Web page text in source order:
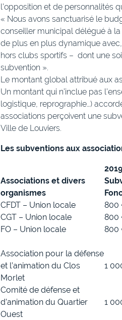
l’opposition et de personnalités
« Nous avons sanctuarisé le
conseiller municipal délégué à
de plus en plus dynamique
hors clubs sportifs – dont une
subvention ».
Le montant global attribué aux
Un montant qui n’inclue pas
logistique, reprographie…)
associations perçoivent une
Ville de Louviers.
Les subventions aux
2019
Associations et divers
organismes
CFDT – Union locale
800
CGT – Union locale
800
FO – Union locale
800
Association pour la défense
et l’animation du Clos
Morlet
1
Comité de défense et
d’animation du Quartier
Ouest
1